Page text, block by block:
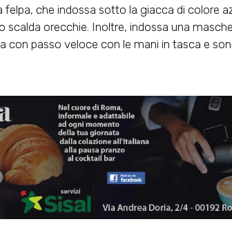
che indossa sotto la giacca di colore
scalda orecchie. Inoltre, indossa una
con passo veloce con le mani in tasca e